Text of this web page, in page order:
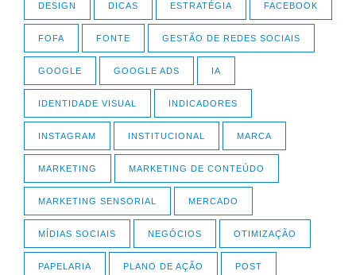
DESIGN DICAS ESTRATÉGIA FACEBOOK
FOFA FONTE GESTÃO DE REDES SOCIAIS
GOOGLE GOOGLE ADS IA
IDENTIDADE VISUAL INDICADORES
INSTAGRAM INSTITUCIONAL MARCA
MARKETING MARKETING DE CONTEÚDO
MARKETING SENSORIAL MERCADO
MÍDIAS SOCIAIS NEGÓCIOS OTIMIZAÇÃO
PAPELARIA PLANO DE AÇÃO POST